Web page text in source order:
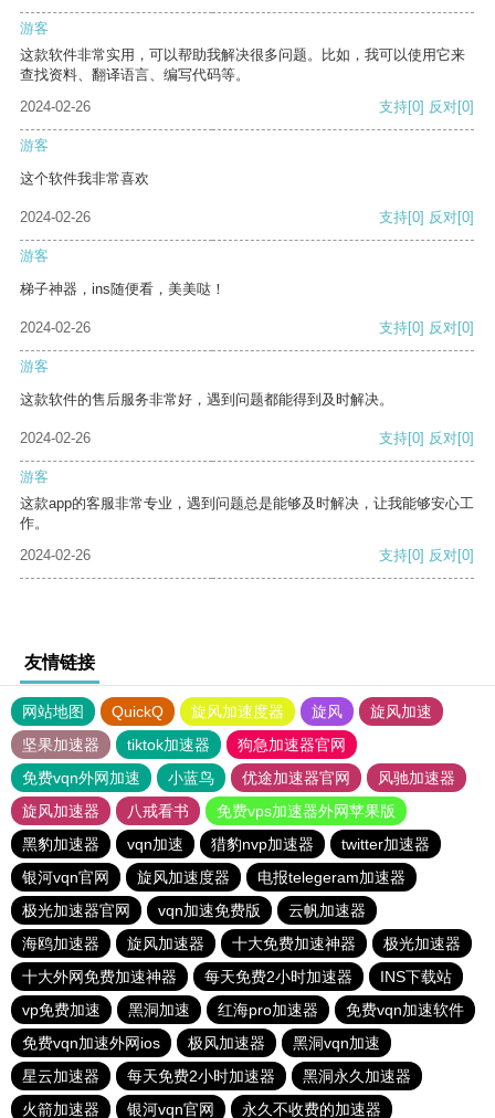
游客
这款软件非常实用，可以帮助我解决很多问题。比如，我可以使用它来
查找资料、翻译语言、编写代码等。
2024-02-26
支持[0] 反对[0]
游客
这个软件我非常喜欢
2024-02-26 支持[0] 反对[0]
游客
梯子神器，ins随便看，美美哒！
2024-02-26 支持[0] 反对[0]
游客
这款软件的售后服务非常好，遇到问题都能得到及时解决。
2024-02-26 支持[0] 反对[0]
游客
这款app的客服非常专业，遇到问题总是能够及时解决，让我能够安心工
作。
2024-02-26
支持[0] 反对[0]
友情链接
网站地图 QuickQ 旋风加速度器 旋风
旋风加速
坚果加速器
tiktok加速器
狗急加速器官网
免费vqn外网加速
小蓝鸟 优途加速器官网
风驰加速器
旋风加速器
八戒看书
免费vps加速器外网苹果版
黑豹加速器
vqn加速 猎豹nvp加速器
twitter加速器
银河vqn官网
旋风加速度器
电报telegeram加速器
极光加速器官网
vqn加速免费版
云帆加速器
海鸥加速器
旋风加速器 十大免费加速神器
极光加速器
十大外网免费加速神器
每天免费2小时加速器
INS下载站
vp免费加速
黑洞加速 红海pro加速器
免费vqn加速软件
免费vqn加速外网ios
极风加速器
黑洞vqn加速
星云加速器
每天免费2小时加速器
黑洞永久加速器
火箭加速器
银河vqn官网 永久不收费的加速器